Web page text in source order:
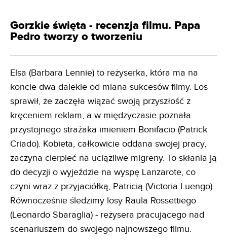
Gorzkie święta - recenzja filmu. Papa
Pedro tworzy o tworzeniu
Elsa (Barbara Lennie) to reżyserka, która ma na
koncie dwa dalekie od miana sukcesów filmy. Los
sprawił, że zaczęła wiązać swoją przyszłość z
kręceniem reklam, a w międzyczasie poznała
przystojnego strażaka imieniem Bonifacio (Patrick
Criado). Kobieta, całkowicie oddana swojej pracy,
zaczyna cierpieć na uciążliwe migreny. To skłania ją
do decyzji o wyjeździe na wyspę Lanzarote, co
czyni wraz z przyjaciółką, Patricią (Victoria Luengo).
Równocześnie śledzimy losy Raula Rossettiego
(Leonardo Sbaraglia) - reżysera pracującego nad
scenariuszem do swojego najnowszego filmu.